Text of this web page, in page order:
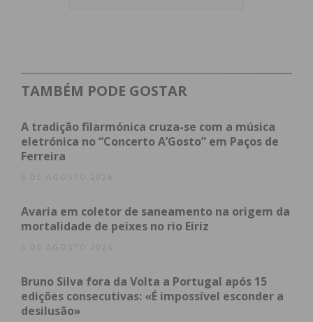
glória ao conseguir a histórica subida da equipa à
vez no clube fundado em 1972.
Hugo Azevedo, de 40 anos, manteve-se no Clube e
esta temporada tem feito um excelente
lugar na classificação e praticamente a manutenção
na 1ª divisão em época de estreia. Paralelamente,
a de treinador do JP.
TAMBÉM PODE GOSTAR
A tradição filarmónica cruza-se com a música
eletrónica no “Concerto A’Gosto” em Paços de
Ferreira
6 DE AGOSTO 2026
Avaria em coletor de saneamento na origem da
mortalidade de peixes no rio Eiriz
6 DE AGOSTO 2026
Bruno Silva fora da Volta a Portugal após 15
edições consecutivas: «É impossível esconder a
desilusão»